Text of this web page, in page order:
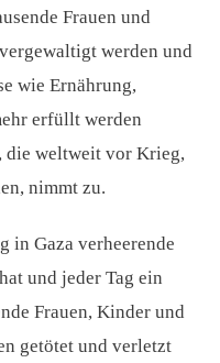
Frauen und
werden und
wie Ernährung,
erfüllt werden
die weltweit vor Krieg,
nimmt zu.
in Gaza verheerende
und jeder Tag ein
Frauen, Kinder und
getötet und verletzt